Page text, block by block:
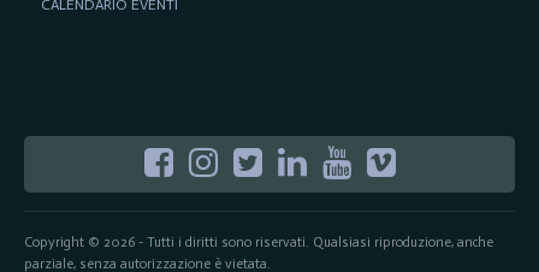
Copyright © 2026 - Tutti i diritti sono riservati. Qualsiasi riproduzione, anche
parziale, senza autorizzazione è vietata.
CALENDARIO EVENTI